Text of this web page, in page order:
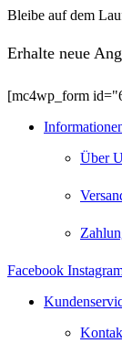
Bleibe auf dem
Erhalte neue
[mc4wp_form
Über
Facebook